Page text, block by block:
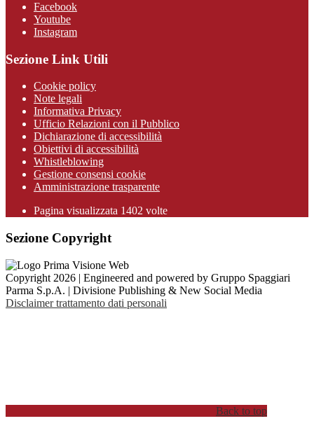
Facebook
Youtube
Instagram
Sezione Link Utili
Cookie policy
Note legali
Informativa Privacy
Ufficio Relazioni con il Pubblico
Dichiarazione di accessibilità
Obiettivi di accessibilità
Whistleblowing
Gestione consensi cookie
Amministrazione trasparente
Pagina visualizzata 1402 volte
Sezione Copyright
Copyright 2026 | Engineered and powered by Gruppo Spaggiari
Parma S.p.A. | Divisione Publishing & New Social Media
Disclaimer trattamento dati personali
Back to top